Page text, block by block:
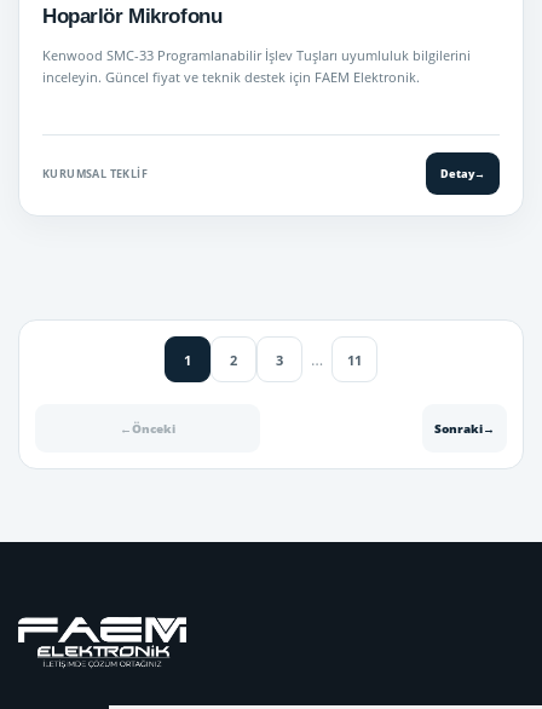
Hoparlör Mikrofonu
Kenwood SMC-33 Programlanabilir İşlev Tuşları uyumluluk bilgilerini
inceleyin. Güncel fiyat ve teknik destek için FAEM Elektronik.
KURUMSAL TEKLIF Detay→
←Önceki
1 2 3 … 11
Sonraki→